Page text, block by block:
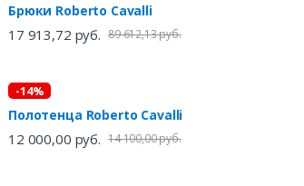
Брюки Roberto Cavalli
17 913,72 руб. 89 612,13 руб.
-14%
Полотенца Roberto Cavalli
12 000,00 руб. 14 100,00 руб.